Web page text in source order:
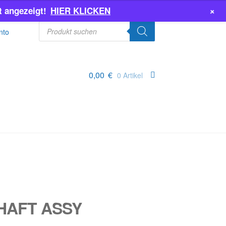
Products
search
0,00 € 0 Artikel
ASSY
angezeigt! HIER KLICKEN +